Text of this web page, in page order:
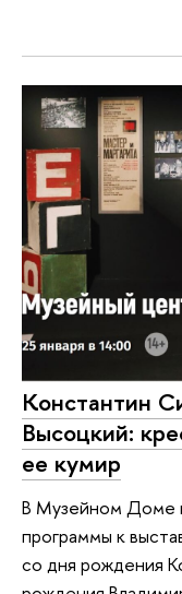
Константин
Высоцкий:
ее кумир
В Музейном Доме
программы к
со дня рождения